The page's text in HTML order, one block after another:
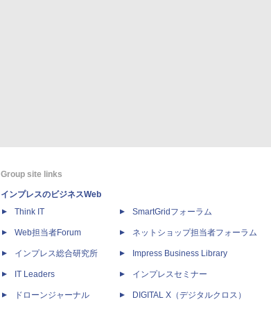
Group site links
インプレスのビジネスWeb
Think IT
Web担当者Forum
インプレス総合研究所
IT Leaders
ドローンジャーナル
SmartGridフォーラム
ネットショップ担当者フォーラム
Impress Business Library
インプレスセミナー
DIGITAL X（デジタルクロス）